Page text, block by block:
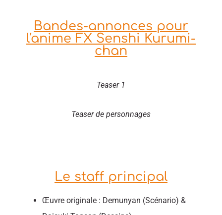
Bandes-annonces pour
l'anime FX Senshi Kurumi-
chan
Teaser 1
Teaser de personnages
Le staff principal
Œuvre originale : Demunyan (Scénario) &